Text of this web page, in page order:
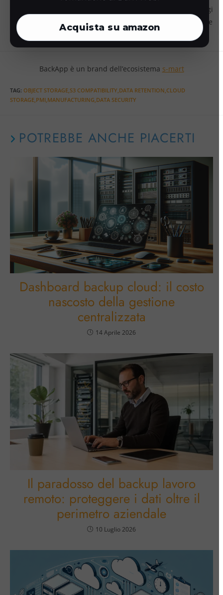
Acquista su amazon
oggi
stesso per esplorare le soluzioni più adatte alle tue esigenze
aziendali.
BackApp è un brand dell’ecosistema s-mart
TAG: OBJECT STORAGE,S3 COMPATIBILITY,DATA RETENTION,CLOUD
STORAGE,PMI,MANUFACTURING,DATA SECURITY
POTREBBE ANCHE PIACERTI
Dashboard backup cloud: il costo
nascosto della gestione
centralizzata
14 Aprile 2026
Il paradosso del backup lavoro
remoto: proteggere i dati oltre il
perimetro aziendale
10 Luglio 2026